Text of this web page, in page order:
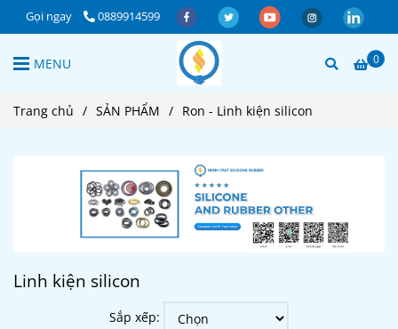
Gọi ngay 0889914599
0
MENU
Trang chủ / SẢN PHẨM / Ron - Linh kiện silicon
Linh kiện silicon
Sắp xếp: